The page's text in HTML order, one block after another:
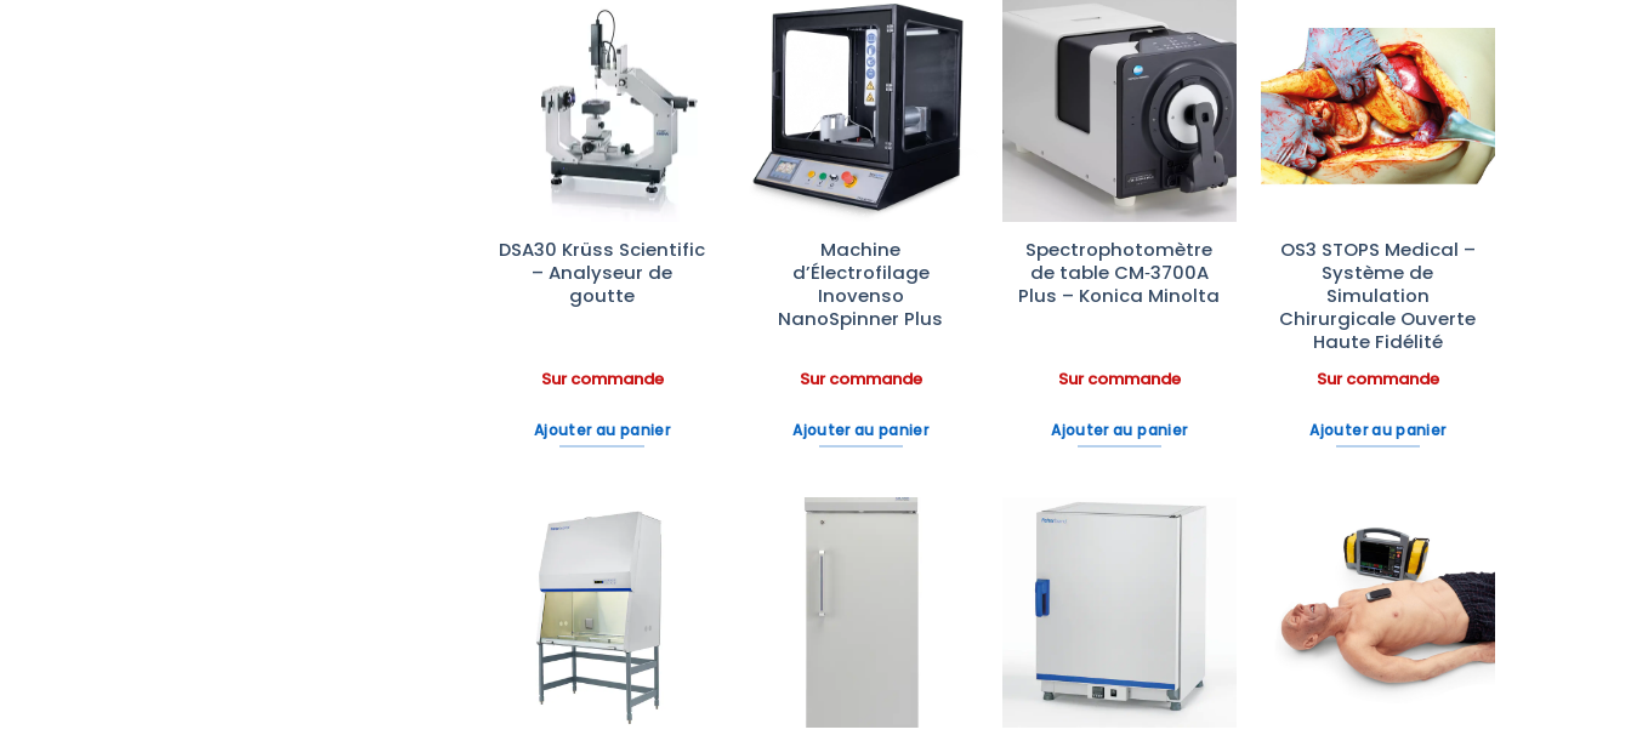
Ajouter
à la liste
d’envies
DSA30 Krüss Scientific
– Analyseur de
goutte
Sur commande
Ajouter au panier
Ajouter
à la liste
d’envies
Machine
d’Électrofilage
Inovenso
NanoSpinner Plus
Sur commande
Ajouter au panier
Ajouter
à la liste
d’envies
Spectrophotomètre
de table CM‑3700A
Plus – Konica Minolta
Sur commande
Ajouter au panier
Ajouter
à la liste
d’envies
OS3 STOPS Medical –
Système de
Simulation
Chirurgicale Ouverte
Haute Fidélité
Sur commande
Ajouter au panier
à la liste
d’envies
Ajouter
à la liste
d’envies